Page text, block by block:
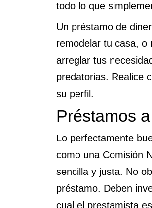
todo lo que
Un préstamo de
remodelar tu casa, o
arreglar tus
predatorias. Realice
su perfil.
Préstamos
Lo perfectamente
como una Comisión
sencilla y justa. No
préstamo. Deben
cual el prestamista